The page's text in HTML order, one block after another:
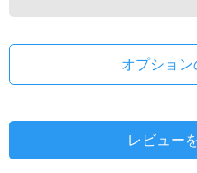
オプショ
レビュー